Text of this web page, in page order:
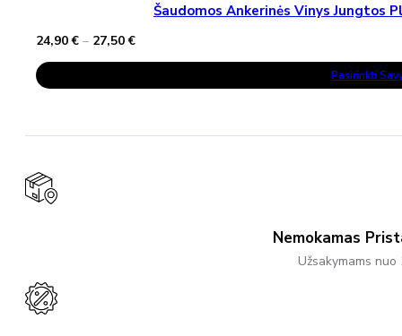
Šaudomos Ankerinės Vinys Jungtos
24,90€ – 27,50€Price
through
Pasirinkti
This
Product
Has
The
Be
Chosen
On
Nemokamas
Užsakymams nuo